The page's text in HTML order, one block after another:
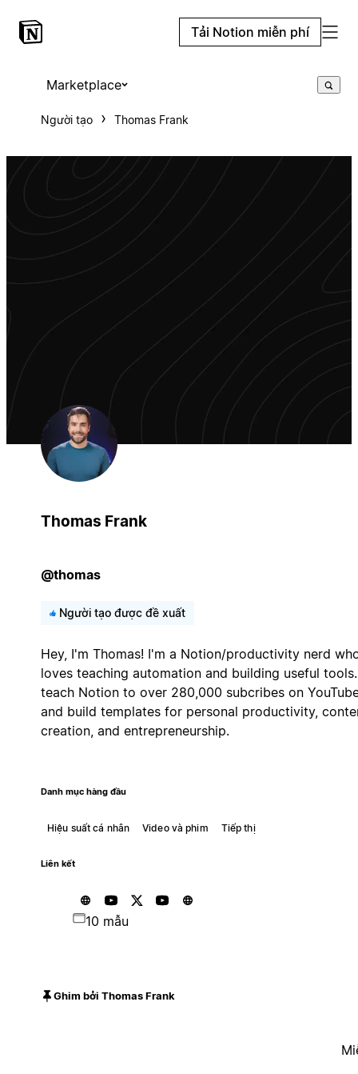
Tải Notion miễn phí
Marketplace
Người tạo Thomas Frank
Thomas Frank
@thomas
Người tạo được đề xuất
Hey, I'm Thomas! I'm a Notion/productivity nerd
loves teaching automation and building useful
teach Notion to over 280,000 subcribes on
and build templates for personal productivity,
creation, and entrepreneurship.
Danh mục hàng đầu
Hiệu suất cá nhân Video và phim Tiếp thị
Liên kết
10 mẫu
Ghim bởi Thomas Frank